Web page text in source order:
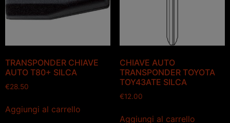
TRANSPONDER CHIAVE
AUTO T80+ SILCA
€28.50
Aggiungi al carrello
CHIAVE AUTO
TRANSPONDER TOYOTA
TOY43ATE SILCA
€12.00
Aggiungi al carrello